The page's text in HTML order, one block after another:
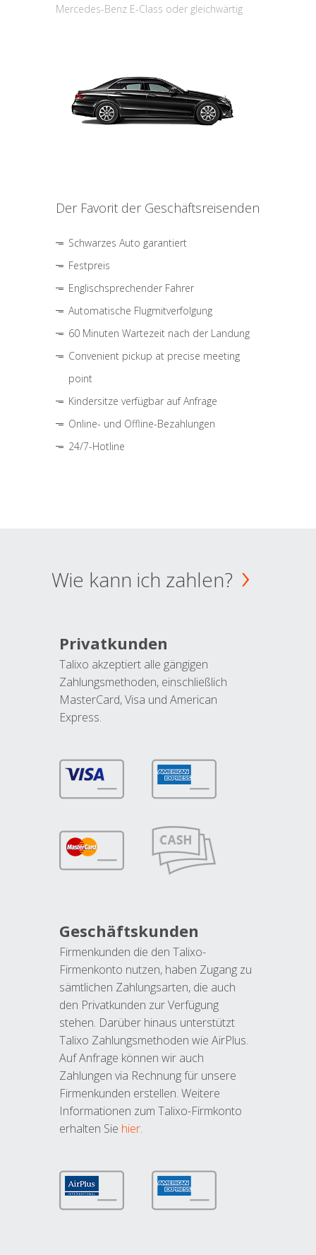
Mercedes-Benz E-Class oder gleichwärtig
Der Favorit der Geschäftsreisenden
Schwarzes Auto garantiert
Festpreis
Englischsprechender Fahrer
Automatische Flugmitverfolgung
60 Minuten Wartezeit nach der Landung
Convenient pickup at precise meeting
point
Kindersitze verfügbar auf Anfrage
Online- und Offline-Bezahlungen
24/7-Hotline
Wie kann ich zahlen?
Privatkunden
Talixo akzeptiert alle gängigen
Zahlungsmethoden, einschließlich
MasterCard, Visa und American
Express.
Geschäftskunden
Firmenkunden die den Talixo-
Firmenkonto nutzen, haben Zugang zu
sämtlichen Zahlungsarten, die auch
den Privatkunden zur Verfügung
stehen. Darüber hinaus unterstützt
Talixo Zahlungsmethoden wie AirPlus.
Auf Anfrage können wir auch
Zahlungen via Rechnung für unsere
Firmenkunden erstellen. Weitere
Informationen zum Talixo-Firmkonto
erhalten Sie hier.